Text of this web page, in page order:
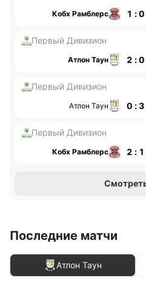
Кобх Рамблерс 1 : 0
Первый Дивизион
Атлон Таун 2 : 0
Первый Дивизион
Атлон Таун 0 : 3
Первый Дивизион
Кобх Рамблерс 2 : 1
Последние матчи
Атлон Таун